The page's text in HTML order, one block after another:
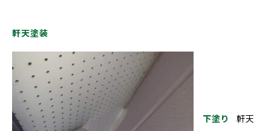
軒天塗装
下塗り軒天